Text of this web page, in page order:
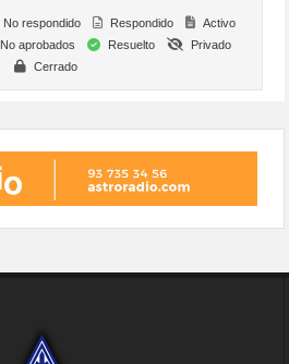
No respondido Respondido
Activo
No aprobados Resuelto
Privado
Cerrado